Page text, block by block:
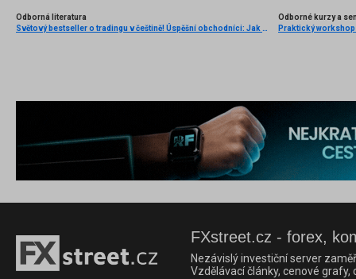
Odborná literatura
Světový bestseller o tradingu v češtině! Úspěšní obchodníci: Jak běžní lidé porážejí Wall Street v jeho vlastní hře
Odborné kurzy a
FXstreet.cz - forex,
Nezávislý investiční server
Vzdělávací články, cenové